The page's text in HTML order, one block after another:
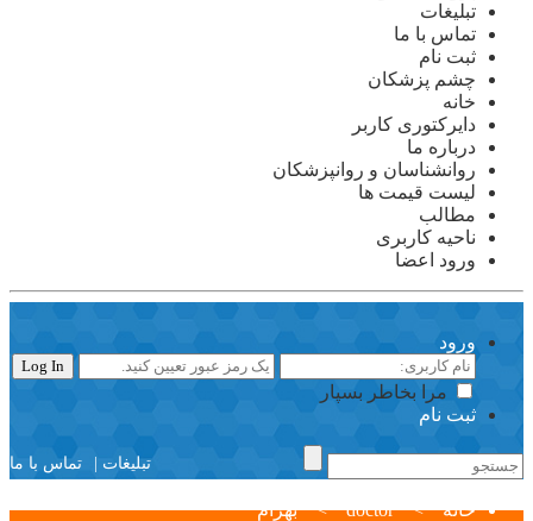
تبلیغات
تماس با ما
ثبت نام
چشم پزشکان
خانه
دایرکتوری کاربر
درباره ما
روانشناسان و روانپزشکان
لیست قیمت ها
مطالب
ناحیه کاربری
ورود اعضا
ورود
مرا بخاطر بسپار
ثبت نام
تماس با ما تبلیغات |
خانه>
doctor
>بهرام